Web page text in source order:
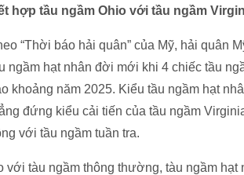
hợp tầu ngầm Ohio với tầu ngầm
“Thời báo hải quân” của Mỹ, hải quân
ngầm hạt nhân đời mới khi 4 chiếc tầu
khoảng năm 2025. Kiểu tầu ngầm hạt
đứng kiểu cải tiến của tầu ngầm
với tầu ngầm tuần tra.
với tàu ngầm thông thường, tàu ngầm